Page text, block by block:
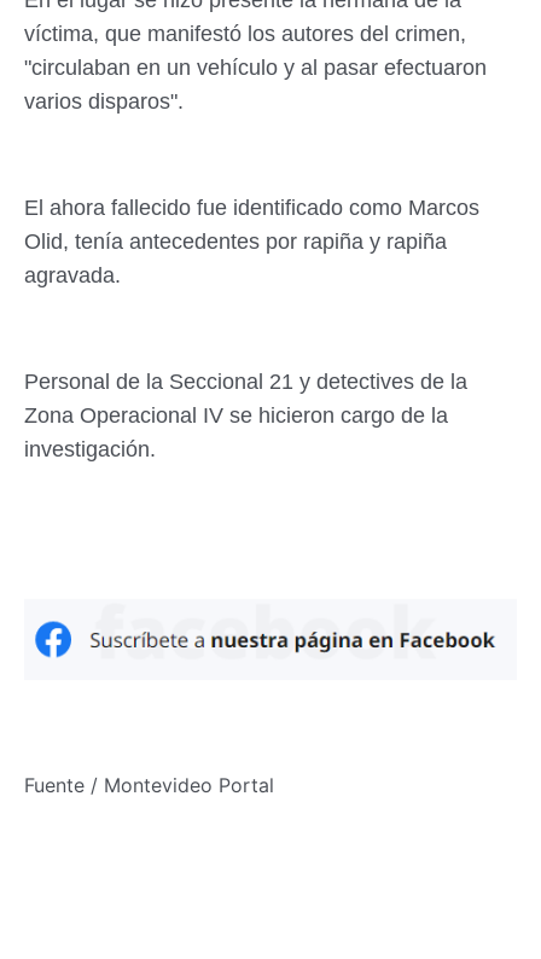
víctima, que manifestó los autores del crimen,
"circulaban en un vehículo y al pasar efectuaron
varios disparos".
El ahora fallecido fue identificado como Marcos
Olid, tenía antecedentes por rapiña y rapiña
agravada.
Personal de la Seccional 21 y detectives de la
Zona Operacional IV se hicieron cargo de la
investigación.
Fuente / Montevideo Portal